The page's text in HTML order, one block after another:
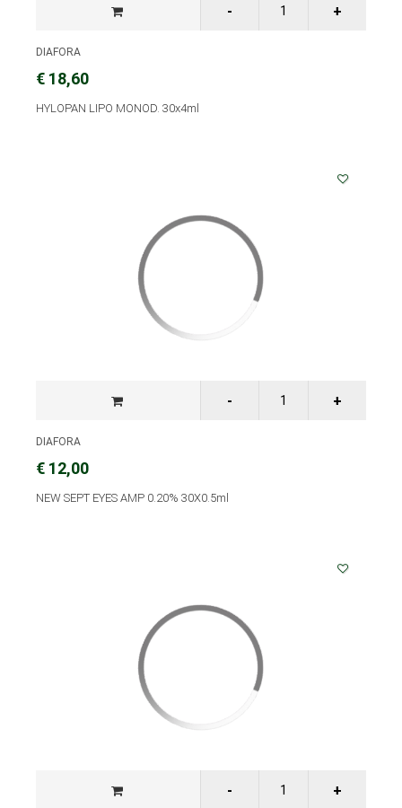
DIAFORA
€ 18,60
HYLOPAN LIPO MONOD. 30x4ml
DIAFORA
€ 12,00
NEW SEPT EYES AMP 0.20% 30X0.5ml